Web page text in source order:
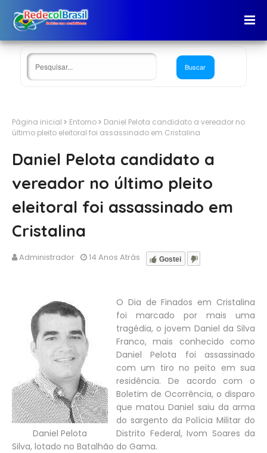
Página inicial Entorno
Daniel Pelota candidato a vereador no
último pleito eleitoral foi assassinado em Cristalina
Daniel Pelota candidato a
vereador no último pleito
eleitoral foi assassinado em
Cristalina
Administrador Gostei
14 Anos Atrás
Daniel Pelota
O Dia de Finados em Cristalina
foi marcado por mais uma
tragédia, o jovem Daniel da Silva
Franco, mais conhecido como
Daniel Pelota foi assassinado
com um tiro no peito em sua
residência. De acordo com o
Boletim de Ocorrência, o disparo
que matou Daniel saiu da arma
do sargento da Polícia Militar do
Distrito Federal, Ivom Soares da
Silva, lotado no Batalhão do Gama.